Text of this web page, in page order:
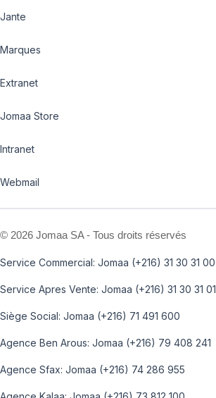
Jante
Marques
Extranet
Jomaa Store
Intranet
Webmail
© 2026 Jomaa SA - Tous droits réservés
Service Commercial: Jomaa (+216) 31 30 31 00
Service Apres Vente: Jomaa (+216) 31 30 31 01
Siège Social: Jomaa (+216) 71 491 600
Agence Ben Arous: Jomaa (+216) 79 408 241
Agence Sfax: Jomaa (+216) 74 286 955